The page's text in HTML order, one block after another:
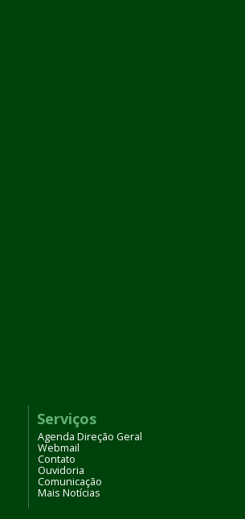
Serviços
Agenda Direção Geral
Webmail
Contato
Ouvidoria
Comunicação
Mais Notícias